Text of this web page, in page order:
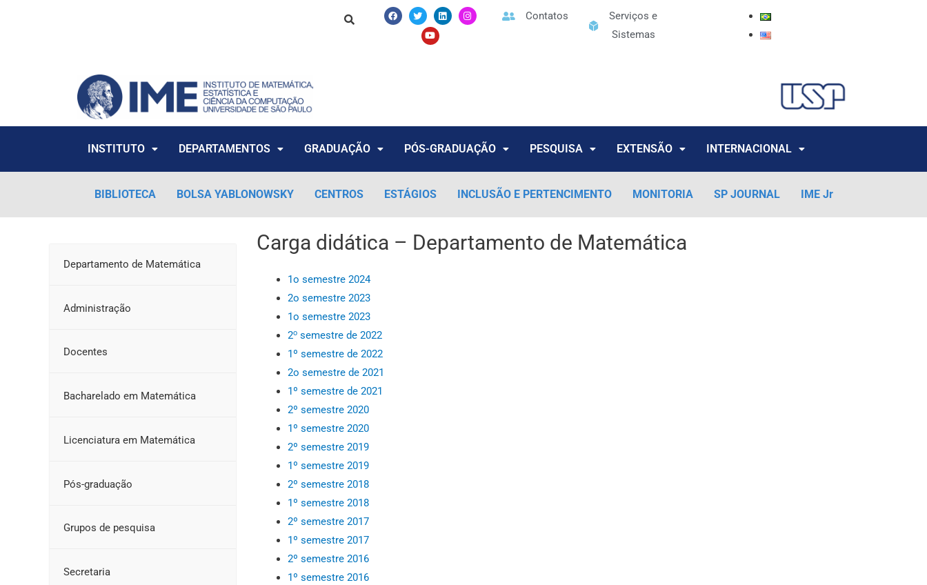
F
a
T
w
L
i
I
n
Y
o
u
t
u
Contatos
Serviços e
Sistemas
INSTITUTO DEPARTAMENTOS GRADUAÇÃO PÓS-GRADUAÇÃO PESQUISA EXTENSÃO INTERNACIONAL
BIBLIOTECA BOLSA YABLONOWSKY CENTROS ESTÁGIOS INCLUSÃO E PERTENCIMENTO MONITORIA SP JOURNAL IME Jr
Departamento de Matemática
Administração
Docentes
Bacharelado em Matemática
Licenciatura em Matemática
Pós-graduação
Grupos de pesquisa
Secretaria
Carga didática – Departamento de Matemática
1o semestre 2024
2o semestre 2023
1o semestre 2023
2o semestre de 2022
1º semestre de 2022
2o semestre de 2021
1º semestre de 2021
2º semestre 2020
1º semestre 2020
2º semestre 2019
1º semestre 2019
2º semestre 2018
1º semestre 2018
2º semestre 2017
1º semestre 2017
2º semestre 2016
1º semestre 2016